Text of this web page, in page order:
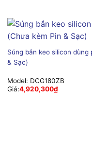
Súng bắn keo silicon dùng
& Sạc)
Model: DCG180ZB
Giá:4,920,300₫